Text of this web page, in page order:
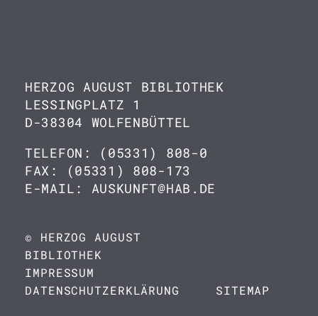
HERZOG AUGUST BIBLIOTHEK
LESSINGPLATZ 1
D-38304 WOLFENBÜTTEL
TELEFON: (05331) 808-0
FAX: (05331) 808-173
E-MAIL: AUSKUNFT@HAB.DE
© HERZOG AUGUST
BIBLIOTHEK
IMPRESSUM
DATENSCHUTZERKLÄRUNG
SITEMAP